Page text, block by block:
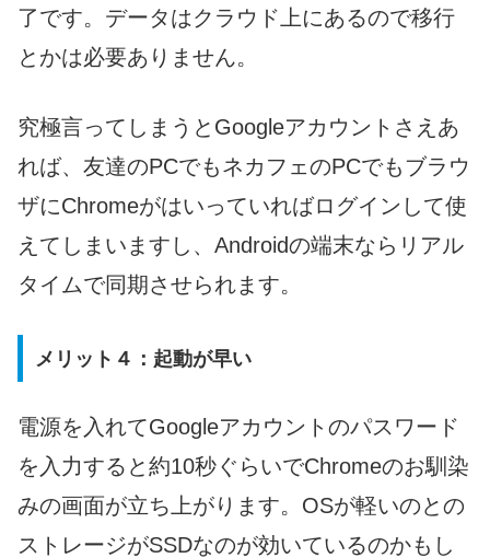
了です。データはクラウド上にあるので移行
とかは必要ありません。
究極言ってしまうとGoogleアカウントさえあ
れば、友達のPCでもネカフェのPCでもブラウ
ザにChromeがはいっていればログインして使
えてしまいますし、Androidの端末ならリアル
タイムで同期させられます。
メリット４：起動が早い
電源を入れてGoogleアカウントのパスワード
を入力すると約10秒ぐらいでChromeのお馴染
みの画面が立ち上がります。OSが軽いのとの
ストレージがSSDなのが効いているのかもし